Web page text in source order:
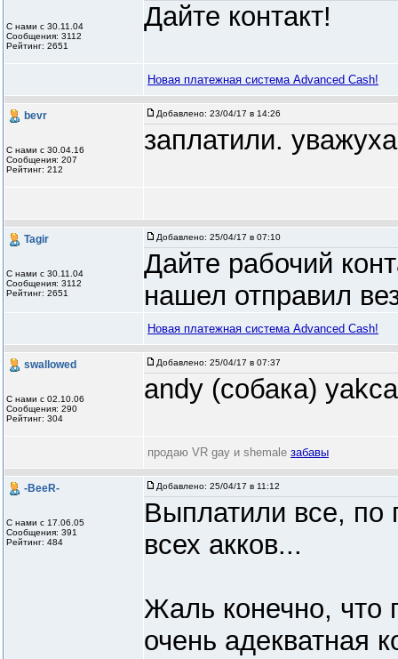
С нами с 30.11.04
Сообщения: 3112
Рейтинг: 2651
Дайте контакт!
Новая платежная система Advanced Cash!
bevr
С нами с 30.04.16
Сообщения: 207
Рейтинг: 212
Добавлено: 23/04/17 в 14:26
заплатили. уважуха
Tagir
С нами с 30.11.04
Сообщения: 3112
Рейтинг: 2651
Добавлено: 25/04/17 в 07:10
Дайте рабочий
нашел отправил
Новая платежная система Advanced Cash!
swallowed
С нами с 02.10.06
Сообщения: 290
Рейтинг: 304
Добавлено: 25/04/17 в 07:37
andy (собака)
продаю VR gay и shemale забавы
-BeeR-
С нами с 17.06.05
Сообщения: 391
Рейтинг: 484
Добавлено: 25/04/17 в 11:12
Выплатили все, по
всех акков...
Жаль конечно, что
очень адекватная